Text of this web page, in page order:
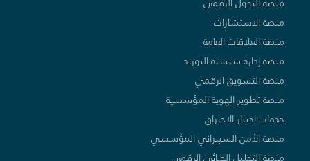
منصة الاستشارات
منصة العلاقات العامة
منصة إدارة سلسلة التوريد
منصة التسويق الرقمي
منصة تطوير الهوية المؤسسية
خدمات اختبار الاختراق
منصة الأمن السيبراني المؤسسي